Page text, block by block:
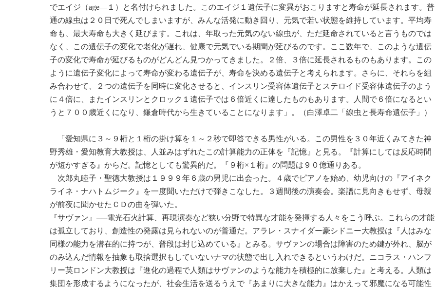
でエイジ（age―１）と名付けられました。このエイジ１遺伝子に変異がおこりますと寿命が延長されます。普
通の線虫は２０日で死んでしまいますが、みんな活発に動き回り、元気で若い状態を維持しています。平均寿
命も、最大寿命も大きく延びます。これは、年取った元気のない線虫が、ただ延命されていると言うものでは
なく、この遺伝子の変化で老化が遅れ、健康で元気でいる期間が延びるのです。ここ数年で、このような遺伝
子の変化で寿命が延びるものがどんどん見つかってきました。２倍、３倍に延長されるものもあります。この
ように遺伝子変化によって寿命が変わる遺伝子が、寿命を決める遺伝子と考えられます。さらに、それらを組
み合わせて、２つの遺伝子を同時に変化させると、インスリン受容体遺伝子とステロイド受容体遺伝子のよう
に４倍に、またインスリンとクロック１遺伝子では６倍近くに達したものもあります。人間で６倍になるとい
うと７００歳近くになり、鎌倉時代から生きていることになります」。（白澤卓二「線虫と長寿命遺伝子」）
「愛知県に３～９桁と１桁の掛け算を１～２秒で即答できる男性がいる。この男性を３０年近くみてきた神
野秀雄・愛知教育大教授は、人並みはずれたこの計算能力の正体を『記憶』と見る。『計算にしては反応時間
が短かすぎる』からだ。記憶としても驚異的だ。『９桁×１桁』の問題は９０億通りある。
次郎丸睦子・聖徳大教授は１９９９年６歳の男児に出会った。４歳でピアノを始め、幼児向けの『アイネク
ライネ・ナハトムジーク』を一度聞いただけで弾きこなした。３週間後の演奏会。楽譜に見向きもせず、母親
が前夜に聞かせたＣＤの曲を弾いた。
『サヴァン』──電光石火計算、再現演奏など狭い分野で特異な才能を発揮する人々をこう呼ぶ。これらの才能
は孤立しており、創造性の発露は見られないのが普通だ。アラレ・スナイダー豪シドニー大教授は『人はみな
同様の能力を潜在的に持つが、普段は封じ込めている』とみる。サヴァンの場合は障害のため鍵が外れ、脳が
のみ込んだ情報を抽象も取捨選択もしていないナマの状態で出し入れできるというわけだ。ニコラス・ハンフ
リー英ロンドン大教授は『進化の過程で人類はサヴァンのような能力を積極的に放棄した』と考える。人類は
集団を形成するようになったが、社会生活を送るうえで『あまりに大きな能力』はかえって邪魔になる可能性